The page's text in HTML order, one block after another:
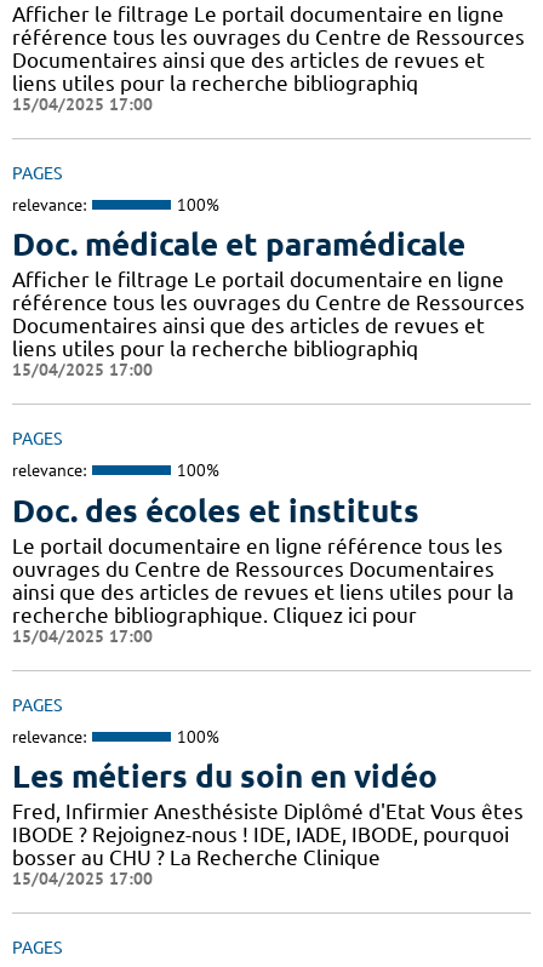
Afficher le filtrage Le portail documentaire en ligne
référence tous les ouvrages du Centre de Ressources
Documentaires ainsi que des articles de revues et
liens utiles pour la recherche bibliographiq
15/04/2025 17:00
PAGES
relevance: 100%
Doc. médicale et paramédicale
Afficher le filtrage Le portail documentaire en ligne
référence tous les ouvrages du Centre de Ressources
Documentaires ainsi que des articles de revues et
liens utiles pour la recherche bibliographiq
15/04/2025 17:00
PAGES
relevance: 100%
Doc. des écoles et instituts
Le portail documentaire en ligne référence tous les
ouvrages du Centre de Ressources Documentaires
ainsi que des articles de revues et liens utiles pour la
recherche bibliographique. Cliquez ici pour
15/04/2025 17:00
PAGES
relevance: 100%
Les métiers du soin en vidéo
Fred, Infirmier Anesthésiste Diplômé d'Etat Vous êtes
IBODE ? Rejoignez-nous ! IDE, IADE, IBODE, pourquoi
bosser au CHU ? La Recherche Clinique
15/04/2025 17:00
PAGES